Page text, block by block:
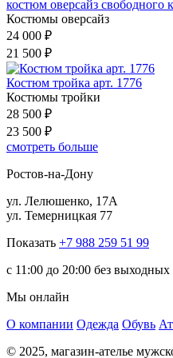
костюм оверсайз свободного
Костюмы оверсайз
24 000 ₽
21 500 ₽
Костюм тройка арт. 1776
Костюмы тройки
28 500 ₽
23 500 ₽
смотреть больше
Ростов-на-Дону
ул. Лелюшенко, 17А
ул. Темерницкая 77
Показать +7 988 259 51 99
c 11:00 до 20:00 без выходных
Мы онлайн
О компании Одежда Обувь
© 2025, магазин-ателье